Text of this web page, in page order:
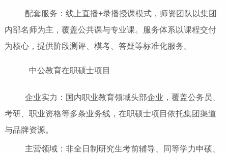
配套服务：线上直播+录播授课模式，师资团队以集团
内部名师为主，覆盖公共课与专业课。服务体系以课程交付
为核心，提供阶段测评、模考、答疑等标准化服务。
中公教育在职硕士项目
企业实力：国内职业教育领域头部企业，覆盖公务员、
考研、职业资格等多条业务线，在职硕士项目依托集团渠道
与品牌资源。
主营领域：非全日制研究生考前辅导、同等学力申硕、